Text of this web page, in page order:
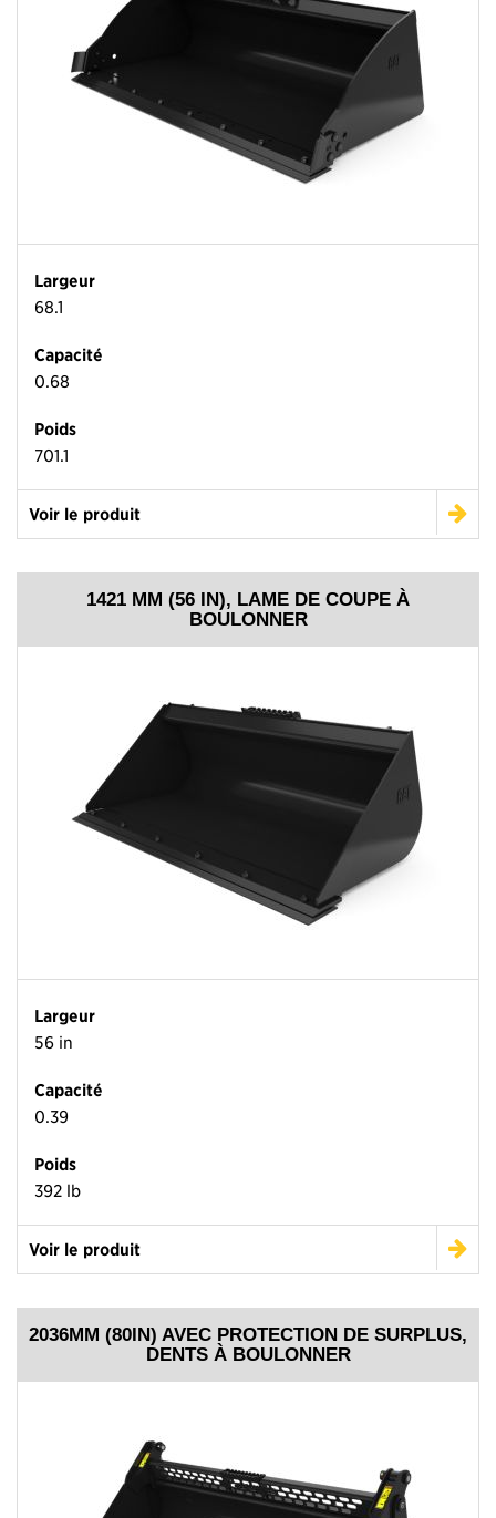
Largeur
68.1
Capacité
0.68
Poids
701.1
Voir le produit
1421 MM (56 IN), LAME DE COUPE À
BOULONNER
Largeur
56 in
Capacité
0.39
Poids
392 lb
Voir le produit
2036MM (80IN) AVEC PROTECTION DE SURPLUS,
DENTS À BOULONNER